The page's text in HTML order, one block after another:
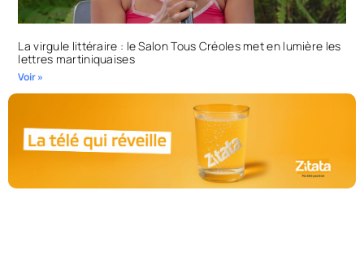
La virgule littéraire : le Salon Tous Créoles met en lumière les
lettres martiniquaises
Voir »